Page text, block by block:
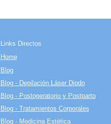
Links Directos
Home
Blog
Blog - Depilación Láser Diodo
Blog - Postoperatorio y Postparto
Blog - Tratamientos Corporales
Blog - Medicina Estética